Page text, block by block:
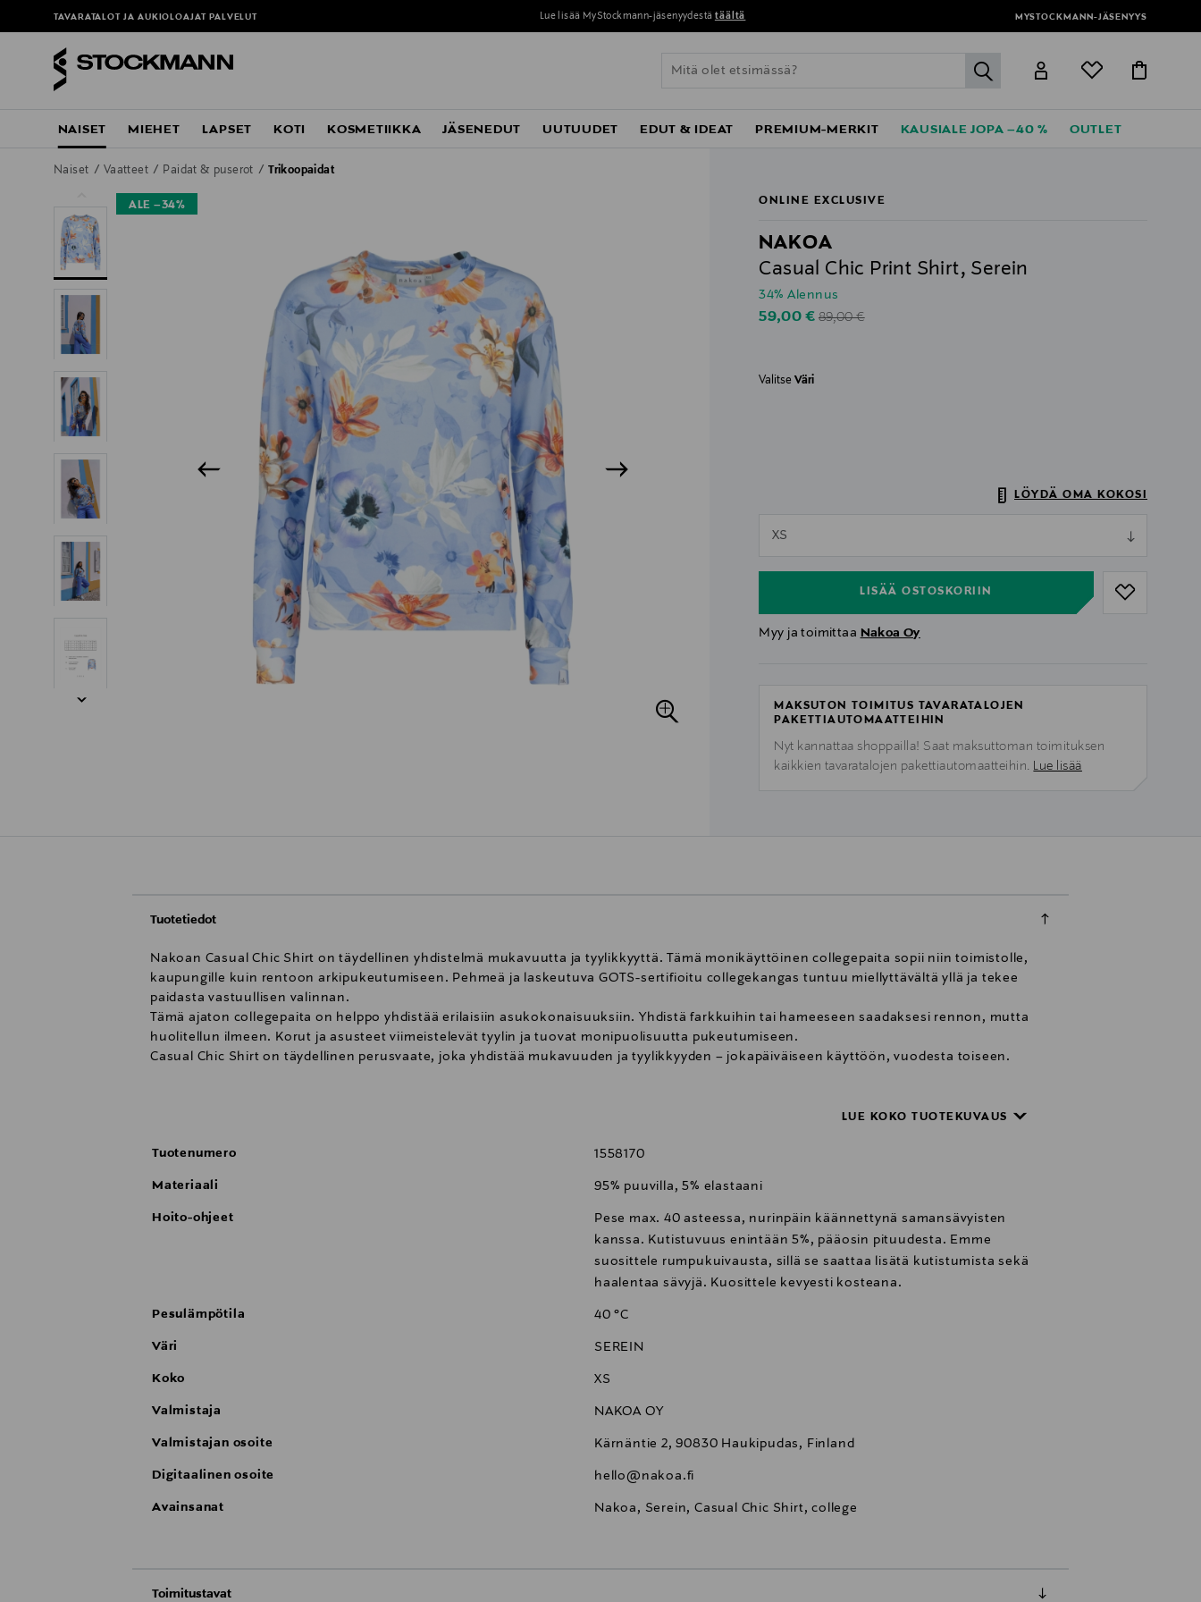
TAVARATALOT JA AUKIOLOAJAT PALVELUT Lue lisää MyStockmann-jäsenyydestä täältä MYSTOCKMANN-JÄSENYYS
label.header.go
NAISET MIEHET LAPSET KOTI KOSMETIIKKA JÄSENEDUT UUTUUDET EDUT & IDEAT PREMIUM-MERKIT KAUSIALE JOPA –40 % OUTLET
Naiset Vaatteet Paidat & puserot Trikoopaidat
ALE –34% ONLINE EXCLUSIVE
NAKOA
Casual Chic Print Shirt, Serein
34% Alennus
Discounted Price
59,00 € Original Price
89,00 €
ValitseVäri
LÖYDÄ OMA KOKOSI
XS
LISÄÄ OSTOSKORIIN
Myy ja toimittaa Nakoa Oy
MAKSUTON TOIMITUS TAVARATALOJEN
PAKETTIAUTOMAATTEIHIN
Nyt kannattaa shoppailla! Saat maksuttoman toimituksen
kaikkien tavaratalojen pakettiautomaatteihin. Lue lisää
Tuotetiedot
Nakoan Casual Chic Shirt on täydellinen yhdistelmä mukavuutta ja tyylikkyyttä. Tämä monikäyttöinen collegepaita sopii niin toimistolle,
kaupungille kuin rentoon arkipukeutumiseen. Pehmeä ja laskeutuva GOTS-sertifioitu collegekangas tuntuu miellyttävältä yllä ja tekee
paidasta vastuullisen valinnan.
Tämä ajaton collegepaita on helppo yhdistää erilaisiin asukokonaisuuksiin. Yhdistä farkkuihin tai hameeseen saadaksesi rennon, mutta
huolitellun ilmeen. Korut ja asusteet viimeistelevät tyylin ja tuovat monipuolisuutta pukeutumiseen.
Casual Chic Shirt on täydellinen perusvaate, joka yhdistää mukavuuden ja tyylikkyyden – jokapäiväiseen käyttöön, vuodesta toiseen.
GOTS-sertifikaatti
LUE KOKO TUOTEKUVAUS
Tuotenumero 1558170
Materiaali 95% puuvilla, 5% elastaani
Hoito-ohjeet
Pese max. 40 asteessa, nurinpäin käännettynä samansävyisten
kanssa. Kutistuvuus enintään 5%, pääosin pituudesta. Emme
suosittele rumpukuivausta, sillä se saattaa lisätä kutistumista sekä
haalentaa sävyjä. Kuosittele kevyesti kosteana.
Pesulämpötila 40 °C
Väri SEREIN
Koko XS
Valmistaja NAKOA OY
Valmistajan osoite Kärnäntie 2, 90830 Haukipudas, Finland
Digitaalinen osoite hello@nakoa.fi
Avainsanat Nakoa, Serein, Casual Chic Shirt, college
Toimitustavat